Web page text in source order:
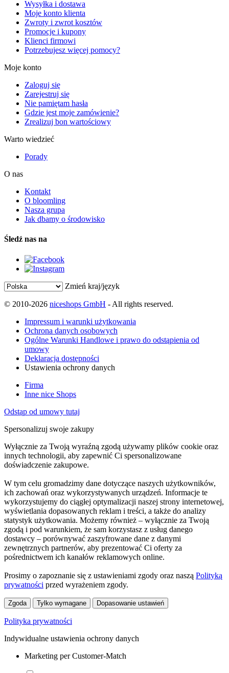
Wysyłka i dostawa
Moje konto klienta
Zwroty i zwrot kosztów
Promocje i kupony
Klienci firmowi
Potrzebujesz więcej pomocy?
Moje konto
Zaloguj się
Zarejestruj się
Nie pamiętam hasła
Gdzie jest moje zamówienie?
Zrealizuj bon wartościowy
Warto wiedzieć
Porady
O nas
Kontakt
O bloomling
Nasza grupa
Jak dbamy o środowisko
Śledź nas na
Zmień kraj/język
© 2010-2026 niceshops GmbH - All rights reserved.
Impressum i warunki użytkowania
Ochrona danych osobowych
Ogólne Warunki Handlowe i prawo do odstąpienia od
umowy
Deklaracja dostępności
Ustawienia ochrony danych
Firma
Inne nice Shops
Odstąp od umowy tutaj
Spersonalizuj swoje zakupy
Wyłącznie za Twoją wyraźną zgodą używamy plików cookie oraz
innych technologii, aby zapewnić Ci spersonalizowane
doświadczenie zakupowe.
W tym celu gromadzimy dane dotyczące naszych użytkowników,
ich zachowań oraz wykorzystywanych urządzeń. Informacje te
wykorzystujemy do ciągłej optymalizacji naszej strony internetowej,
wyświetlania dopasowanych reklam i treści, a także do analizy
statystyk użytkowania. Możemy również – wyłącznie za Twoją
zgodą i pod warunkiem, że sam korzystasz z usług danego
dostawcy – porównywać zaszyfrowane dane z danymi
zewnętrznych partnerów, aby prezentować Ci oferty za
pośrednictwem ich kanałów reklamowych online.
Prosimy o zapoznanie się z ustawieniami zgody oraz naszą Polityką
prywatności przed wyrażeniem zgody.
Zgoda Tylko wymagane Dopasowanie ustawień
Polityka prywatności
Indywidualne ustawienia ochrony danych
Marketing per Customer-Match